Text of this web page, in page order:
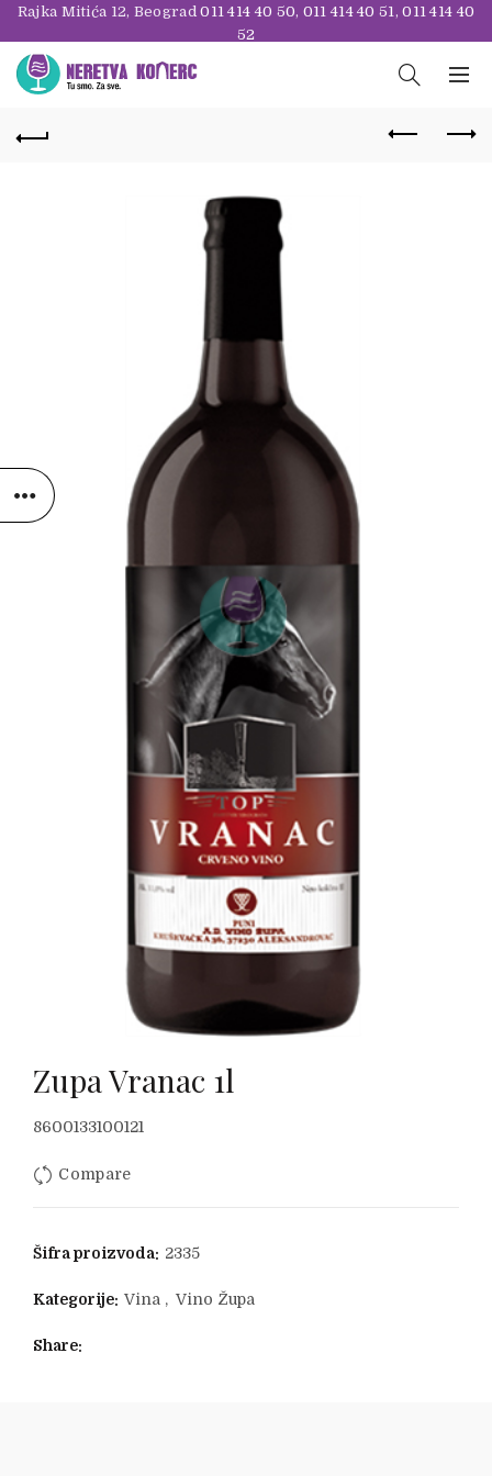
Rajka Mitića 12, Beograd011 414 40 50, 011 414 40 51,011 414 40
52
Zupa Vranac 1l
8600133100121
Compare
Šifra proizvoda: 2335
Kategorije: Vina , Vino Župa
Share